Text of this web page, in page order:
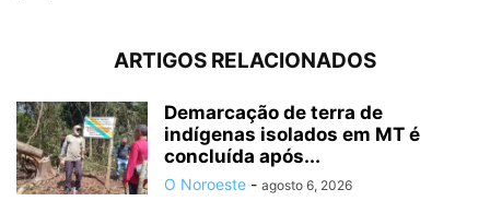
ARTIGOS RELACIONADOS
Demarcação de terra de
indígenas isolados em MT é
concluída após...
O Noroeste - agosto 6, 2026